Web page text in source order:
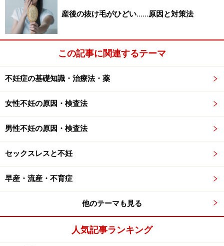
娠数が少ないことが分かります。
実を言うと日本は世界でも体外受精妊娠率の低い国の一
となっています。それには大きな理由があります。
それは、日本では「自然周期排卵誘発」が体外受精の主
流になったためです。自然という言葉を使っています
が、本当は「minimal stimulation ivf」と言います。日本
語訳だと「低刺激排卵誘発法」になるかと思います。
させて戻すという治療です。
で排卵誘発剤の副作用が少ないというメリットがありま
す。
しかしながら一番の問題は１～２個しか卵子を採らず受
産後の抜け毛がひどい……原因と対策法
この記事に関連するテーマ
不妊症の基礎知識・治療法・薬
女性不妊の原因・検査法
男性不妊の原因・検査法
セックスレスと不妊
早産・流産・不育症
他のテーマも見る
人気記事ランキング